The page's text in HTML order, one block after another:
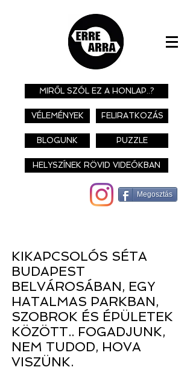
MIRŐL SZÓL EZ A HONLAP..?
VÉLEMÉNYEK FELIRATKOZÁS
BLOGUNK PUZZLE
HELYSZÍNEK RÖVID VIDEÓKBAN
Megosztás
KIKAPCSOLÓS SÉTA
BUDAPEST
BELVÁROSÁBAN, EGY
HATALMAS PARKBAN,
SZOBROK ÉS ÉPÜLETEK
KÖZÖTT.. FOGADJUNK,
NEM TUDOD, HOVA
VISZÜNK.